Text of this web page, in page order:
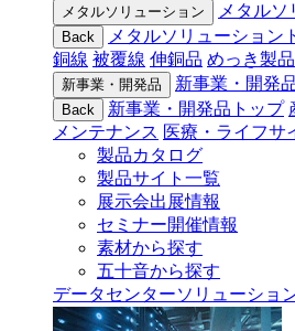
メタルソリューション メタルソ
Back メタルソリューション
銅線 被覆線 伸銅品 めっき製品
新事業・開発品 新事業・開発
Back 新事業・開発品トップ
メンテナンス 医療・ライフサ
製品カタログ
製品サイト一覧
展示会出展情報
セミナー開催情報
素材から探す
五十音から探す
データセンターソリューショ